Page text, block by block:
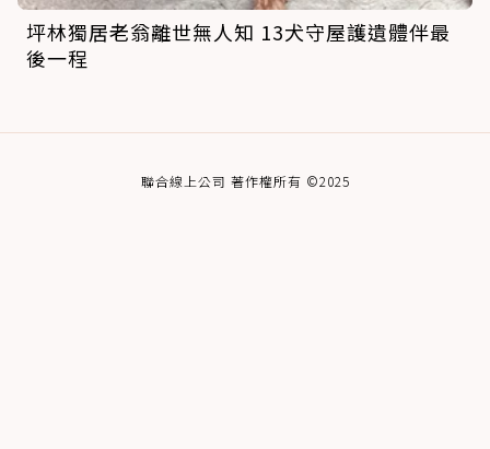
坪林獨居老翁離世無人知 13犬守屋護遺體伴最
後一程
聯合線上公司 著作權所有 ©2025